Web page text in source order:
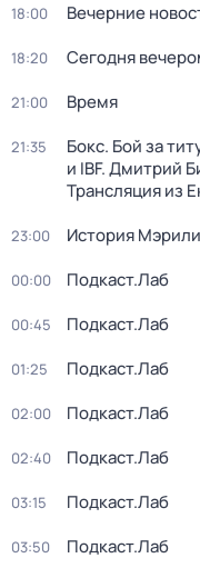
18:00 Вечерние
18:20 Сегодня
21:00 Время
21:35
Бокс. Бой за
и IBF. Дмитрий
Трансляция из
23:00 История
00:00 Подкаст.Лаб
00:45 Подкаст.Лаб
01:25 Подкаст.Лаб
02:00 Подкаст.Лаб
02:40 Подкаст.Лаб
03:15 Подкаст.Лаб
03:50 Подкаст.Лаб